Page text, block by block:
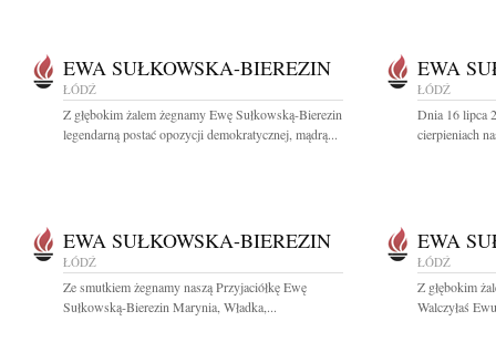
EWA SUŁKOWSKA-BIEREZIN
ŁÓDŹ
Z głębokim żalem żegnamy Ewę Sułkowską-Bierezin
legendarną postać opozycji demokratycznej, mądrą...
EWA
ŁÓDŹ
Dnia 16 lipca
cierpieniach
EWA SUŁKOWSKA-BIEREZIN
ŁÓDŹ
Ze smutkiem żegnamy naszą Przyjaciółkę Ewę
Sułkowską-Bierezin Marynia, Władka,...
EWA
ŁÓDŹ
Z głębokim
Walczyłaś